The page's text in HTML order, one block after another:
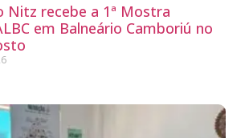
Nitz recebe a 1ª Mostra
em Balneário Camboriú no